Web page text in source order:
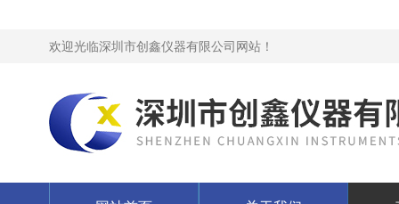
欢迎光临深圳市创鑫仪器有限公司网站！